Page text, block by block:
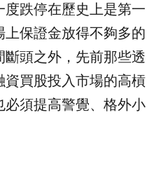
跌停在歷史上是第一
保證金放得不夠多的
斷頭之外，先前那些透
買股投入市場的高槓
須提高警覺、格外小